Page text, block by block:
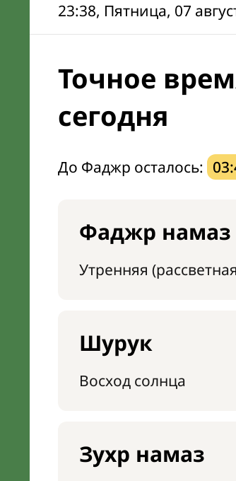
23:38, Пятница, 07
Точное
сегодня
До Фаджр осталось:
Фаджр намаз
Утренняя
Шурук
Восход солнца
Зухр намаз